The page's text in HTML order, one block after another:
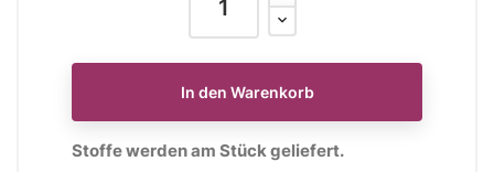
In den Warenkorb
Stoffe werden am Stück geliefert.